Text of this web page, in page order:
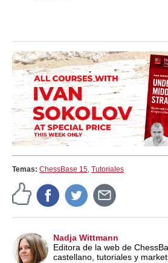
Temas: ChessBase 15, Tutoriales
Nadja Wittmann
Editora de la web de
castellano, tutoriales y